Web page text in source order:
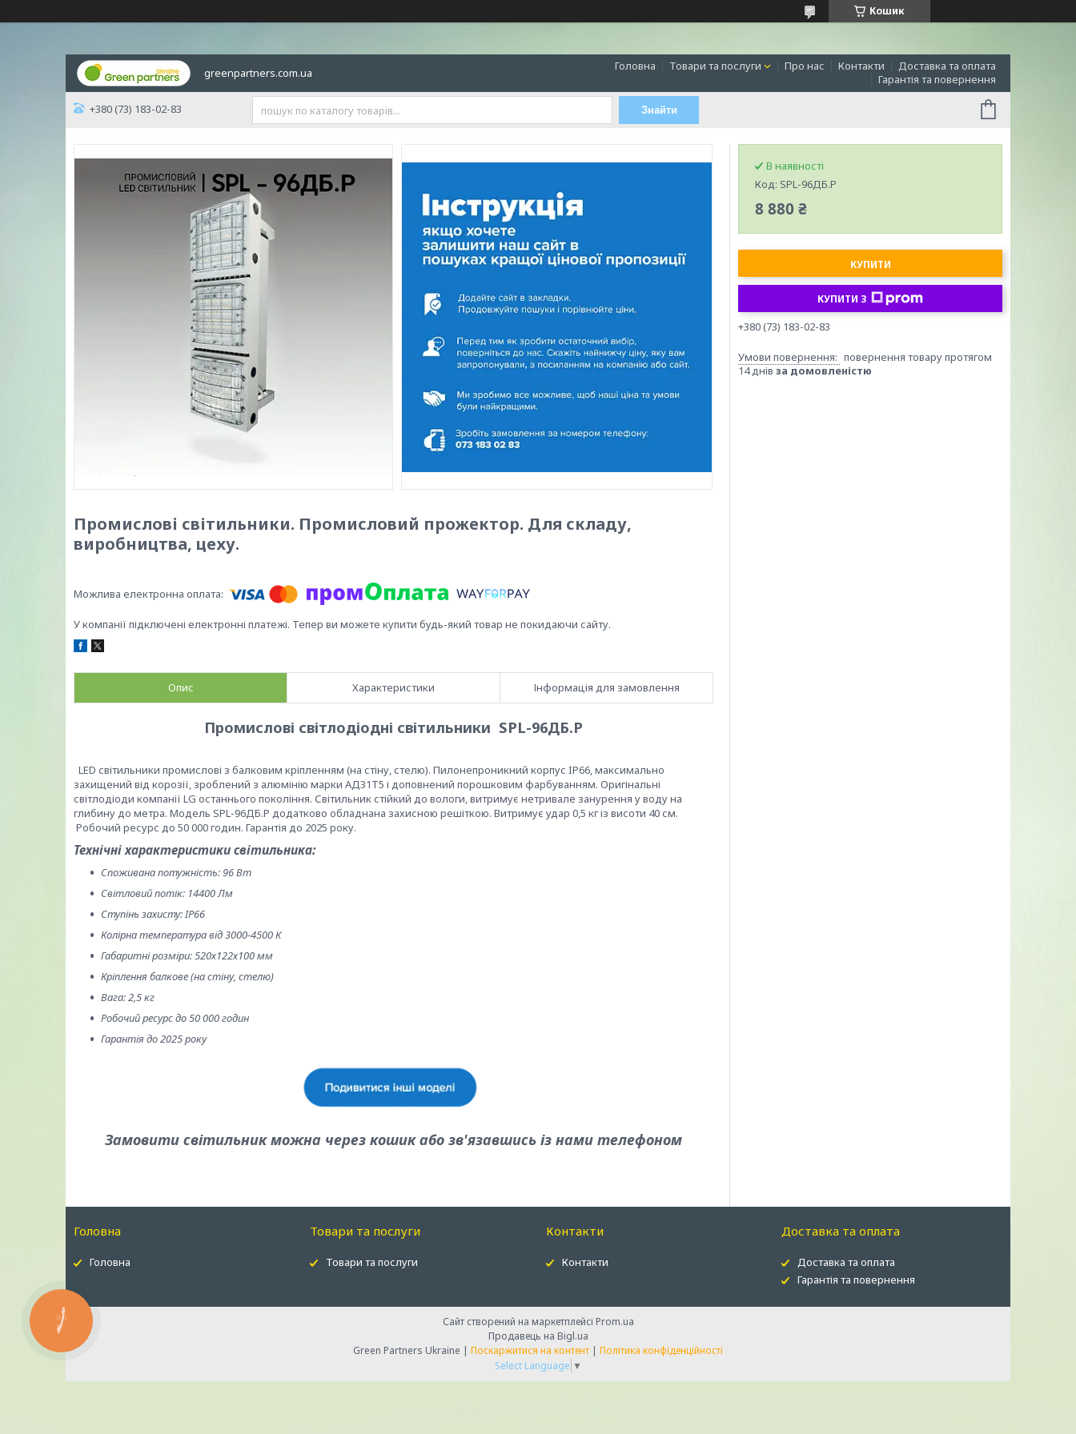
Кошик
greenpartners.com.ua Головна Товари та послуги Про нас Контакти
Доставка та оплата
Гарантія та повернення
+380 (73) 183-02-83 Знайти
Промислові світильники. Промисловий прожектор. Для складу,
виробництва, цеху.
У компанії підключені електронні платежі. Тепер ви можете купити будь-який товар не покидаючи сайту.
Опис Характеристики Інформація для замовлення
Промислові світлодіодні світильники SPL-96ДБ.Р
LED світильники промислові з балковим кріпленням (на стіну, стелю). Пилонепроникний корпус IP66, максимально
захищений від корозії, зроблений з алюмінію марки АД31Т5 і доповнений порошковим фарбуванням. Оригінальні
світлодіоди компанії LG останнього покоління. Світильник стійкий до вологи, витримує нетривале занурення у воду на
глибину до метра. Модель SPL-96ДБ.Р додатково обладнана захисною решіткою. Витримує удар 0,5 кг із висоти 40 см.
Робочий ресурс до 50 000 годин. Гарантія до 2025 року.
Технічні характеристики світильника:
Споживана потужність: 96 Вт
Світловий потік: 14400 Лм
Ступінь захисту: IP66
Колірна температура від 3000-4500 К
Габаритні розміри: 520х122х100 мм
Кріплення балкове (на стіну, стелю)
Вага: 2,5 кг
Робочий ресурс до 50 000 годин
Гарантія до 2025 року
Замовити світильник можна через кошик або зв'язавшись із нами телефоном
В наявності
Код: SPL-96ДБ.Р
8 880 ₴
КУПИТИ
КУПИТИ З
+380 (73) 183-02-83
повернення товару протягом
14 днів за домовленістю
Головна
Головна
Товари та послуги
Товари та послуги
Контакти
Контакти
Доставка та оплата
Доставка та оплата
Гарантія та повернення
Сайт створений на маркетплейсі Prom.ua
Продавець на Bigl.ua
Green Partners Ukraine | Поскаржитися на контент | Політика конфіденційності
Select Language ▼
КНОПКА
ЗВ'ЯЗКУ